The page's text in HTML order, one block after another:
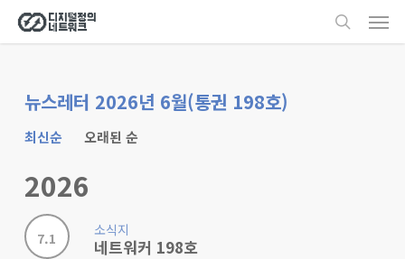
Skip
to
content
search
뉴스레터 2026년 6월(통권 198호)
최신순 오래된 순
2026
7.1 소식지
네트워커 198호